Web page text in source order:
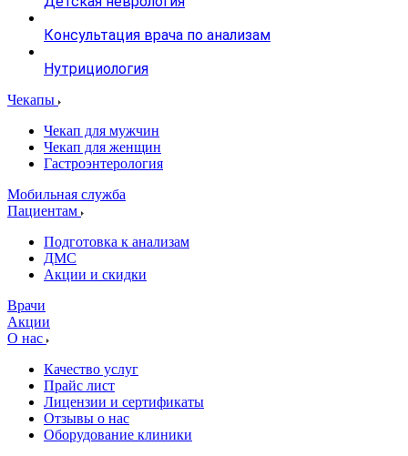
Консультация врача по анализам
Нутрициология
Чекапы
Чекап для мужчин
Чекап для женщин
Гастроэнтерология
Мобильная служба
Пациентам
Подготовка к анализам
­ДМС
­Акции и скидки
Врачи
Акции
О нас
Качество услуг
Прайс лист
Лицензии и сертификаты
Отзывы о нас
Оборудование клиники